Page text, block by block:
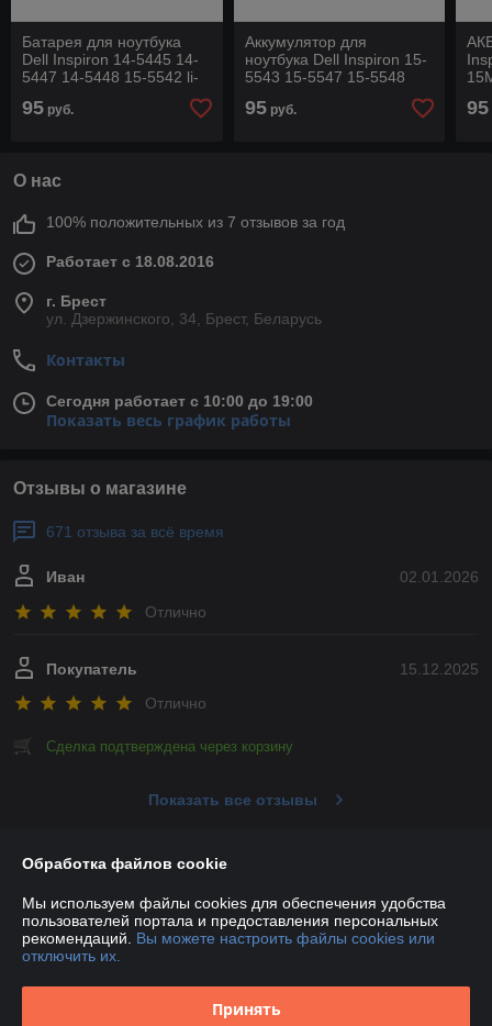
Батарея для ноутбука
Dell Inspiron 14-5445 14-
5447 14-5448 15-5542 li-
черный
95 руб.
Аккумулятор для
ноутбука Dell Inspiron 15-
5543 15-5547 15-5548
3950mah черный
95руб. 95
О нас
100% положительных из 7 отзывов за год
Работает с 18.08.2016
г. Брест
ул. Дзержинского, 34, Брест, Беларусь
Контакты
Сегодня работает с 10:00 до 19:00
Показать весь график работы
Отзывы о магазине
671 отзыва за всё время
02.01.2026
Иван
Отлично
15.12.2025
Покупатель
Отлично
Сделка подтверждена через корзину
Показать все отзывы
О нас
Контакты
Обработка файлов cookie
Мы используем файлы cookies для обеспечения удобства
пользователей портала и предоставления персональных
рекомендаций. Вы можете настроить файлы cookies или
отключить их.
Принять